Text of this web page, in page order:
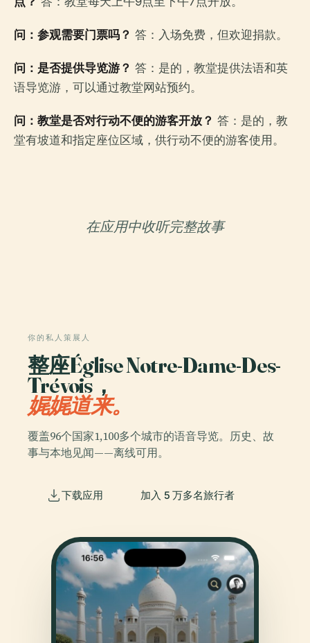
问：参观需要门票吗？ 答：入场免费，但欢迎捐款。
问：是否提供导览游？ 答：是的，教堂提供法语和英
语导览游，可以通过教堂网站预约。
问：教堂是否对行动不便的游客开放？ 答：是的，教
堂有坡道和指定座位区域，供行动不便的游客使用。
在应用中收听完整故事
你的私人策展人
整座Église Notre-Dame-Des-
Trévois，
娓娓道来。
覆盖96个国家1,100多个城市的语音导览。历史、故
事与本地见闻——离线可用。
下载应用 加入 5 万多名旅行者